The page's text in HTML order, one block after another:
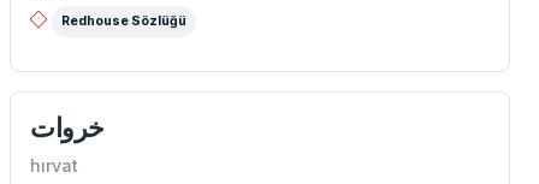
Redhouse Sözlüğü
خروات
hırvat